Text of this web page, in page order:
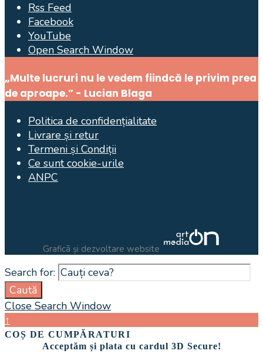
Rss Feed
Facebook
YouTube
Open Search Window
„Multe lucruri nu le vedem fiindcă le privim prea
de aproape.” - Lucian Blaga
Politica de confidențialitate
Livrare și retur
Termeni și Condiții
Ce sunt cookie-urile
ANPC
Graficã și dezvoltare website
Search for:
Caută
Close Search Window
↑
COȘ DE CUMPĂRATURI
Acceptăm și plata cu cardul 3D Secure!